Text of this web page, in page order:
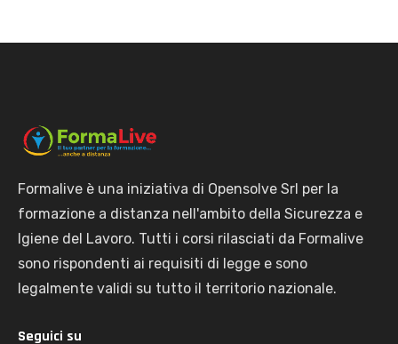
Formalive è una iniziativa di Opensolve Srl per la
formazione a distanza nell'ambito della Sicurezza e
Igiene del Lavoro. Tutti i corsi rilasciati da Formalive
sono rispondenti ai requisiti di legge e sono
legalmente validi su tutto il territorio nazionale.
Seguici su